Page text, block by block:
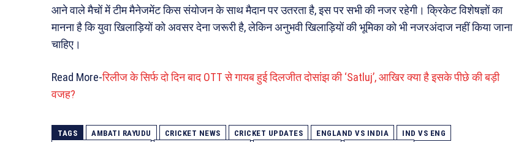
आने वाले मैचों में टीम मैनेजमेंट किस संयोजन के साथ मैदान पर उतरता है, इस पर सभी की नजर रहेगी। क्रिकेट विशेषज्ञों का
मानना है कि युवा खिलाड़ियों को अवसर देना जरूरी है, लेकिन अनुभवी खिलाड़ियों की भूमिका को भी नजरअंदाज नहीं किया जाना
चाहिए।
Read More-रिलीज के सिर्फ दो दिन बाद OTT से गायब हुई दिलजीत दोसांझ की ‘Satluj’, आखिर क्या है इसके पीछे की बड़ी
वजह?
TAGS AMBATI RAYUDU CRICKET NEWS CRICKET UPDATES ENGLAND VS INDIA
IND VS ENG